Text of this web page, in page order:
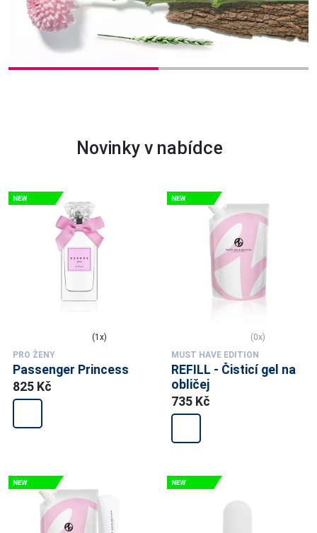
Novinky v nabídce
(1x)
PRO ŽENY
Passenger Princess
825 Kč
(0x)
MUST HAVE EDITION
REFILL - Čisticí gel na
obličej
735 Kč